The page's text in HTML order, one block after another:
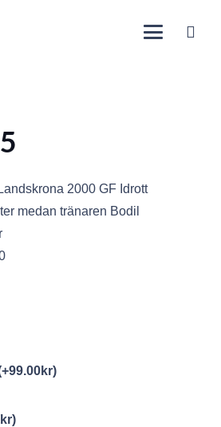
2000 GF Idrott
medan tränaren Bodil
99.00kr)
kr)